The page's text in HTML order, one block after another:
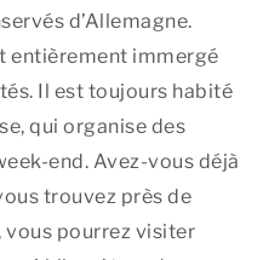
d’Allemagne.
entièrement immergé
Il est toujours habité
qui organise des
end. Avez-vous déjà
trouvez près de
vous pourrez visiter